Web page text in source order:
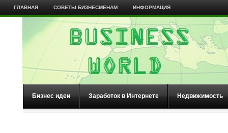
ГЛАВНАЯ СОВЕТЫ БИЗНЕСМЕНАМ ИНФОРМАЦИЯ
Бизнес идеи Заработок в Интернете Недвижимость